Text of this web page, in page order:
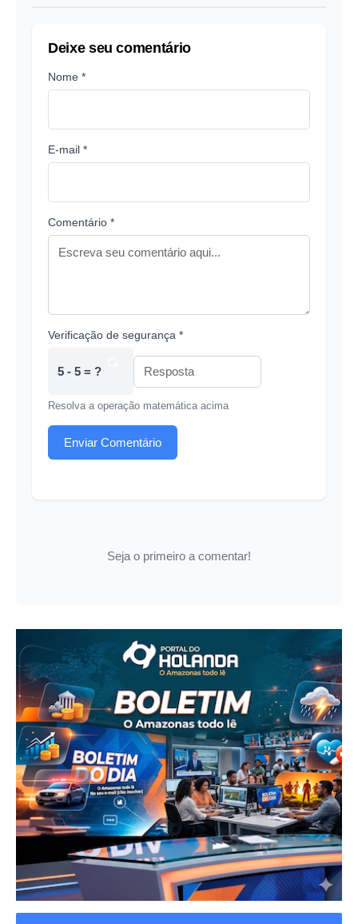
Deixe seu comentário
Nome *
E-mail *
Comentário *
Verificação de segurança *
5 - 5 = ?
Resolva a operação matemática acima
Enviar Comentário
Seja o primeiro a comentar!